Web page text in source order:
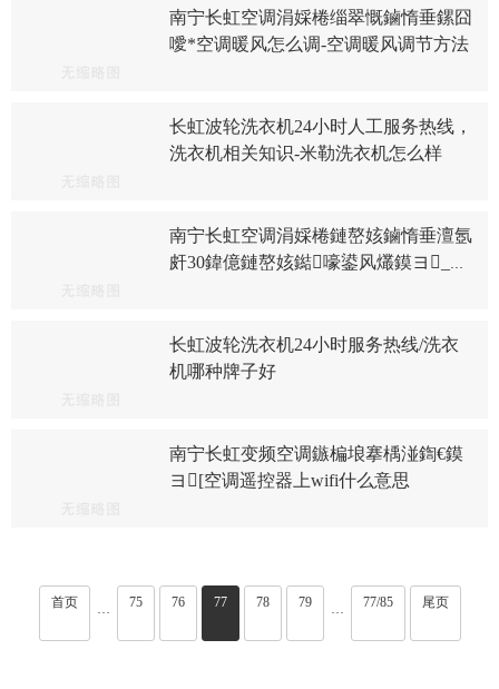
南宁长虹空调涓婇棬缁翠慨鏀惰垂鏍囧
噯*空调暖风怎么调-空调暖风调节方法
长虹波轮洗衣机24小时人工服务热线，
洗衣机相关知识-米勒洗衣机怎么样
南宁长虹空调涓婇棬鏈嶅姟鏀惰垂澶氬
皯30鍏億鏈嶅姟鐑嚎鍙风爜鏌ヨ_空
长虹波轮洗衣机24小时服务热线/洗衣
机哪种牌子好
南宁长虹变频空调鏃楄埌搴楀湴鍧€鏌
ヨ[空调遥控器上wifi什么意思
首页
···
75 76 77 78 79
···
77/85 尾页